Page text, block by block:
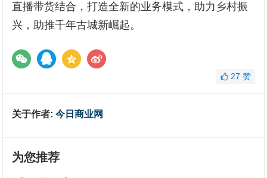
直播带货结合，打造全新的业务模式，助力乡村振
兴，助推千年古城新崛起。
27 赞
关于作者:今日商业网
为您推荐